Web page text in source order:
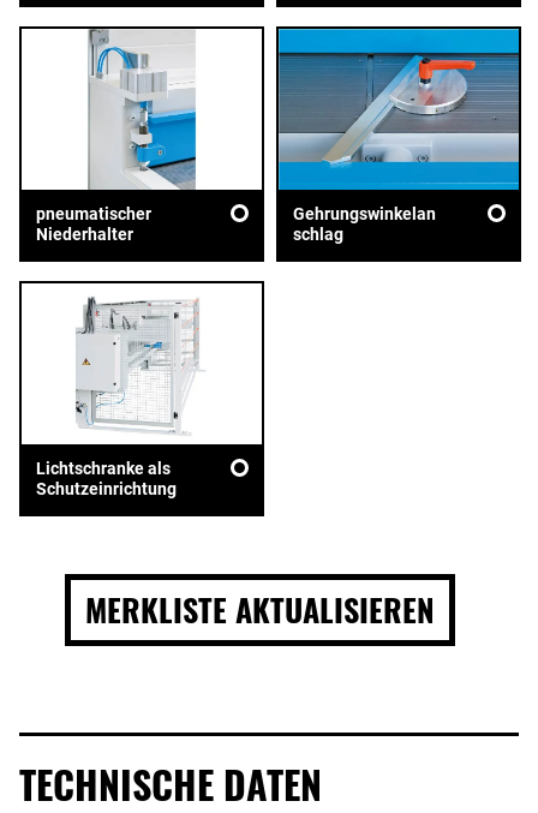
pneumatischer
Niederhalter
Gehrungswinkelan
schlag
Lichtschranke als
Schutzeinrichtung
MERKLISTE AKTUALISIEREN
TECHNISCHE DATEN